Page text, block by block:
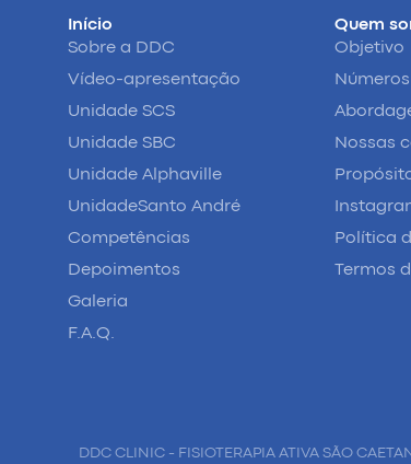
Início
Sobre a DDC
Vídeo-apresentação
Unidade SCS
Unidade SBC
Unidade Alphaville
UnidadeSanto André
Competências
Depoimentos
Galeria
F.A.Q.
Quem
Objetivo
Números
Nossas
Política
Termos
DDC CLINIC - FISIOTERAPIA ATIVA SÃO